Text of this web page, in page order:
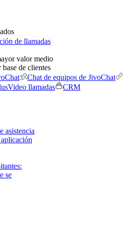
de llamadas
valor medio
de clientes
Chat de equipos de JivoChat
Video llamadas
CRM
asistencia
se